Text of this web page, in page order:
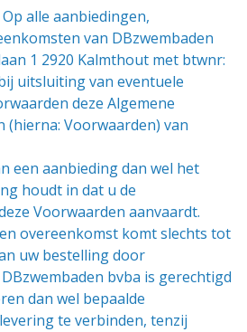
Op alle aanbiedingen,
van DBzwembaden
1 2920 Kalmthout met btwnr:
uitsluiting van eventuele
deze Algemene
Voorwaarden) van
een aanbieding dan wel het
houdt in dat u de
Voorwaarden aanvaardt.
overeenkomst komt slechts tot
uw bestelling door
bvba is gerechtigd
dan wel bepaalde
te verbinden, tenzij